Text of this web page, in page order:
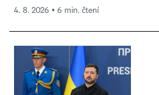
4. 8. 2026 ▪ 6 min. čtení